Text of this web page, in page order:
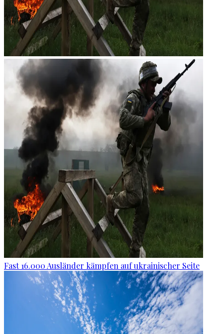
Fast 16.000 Ausländer kämpfen auf ukrainischer Seite